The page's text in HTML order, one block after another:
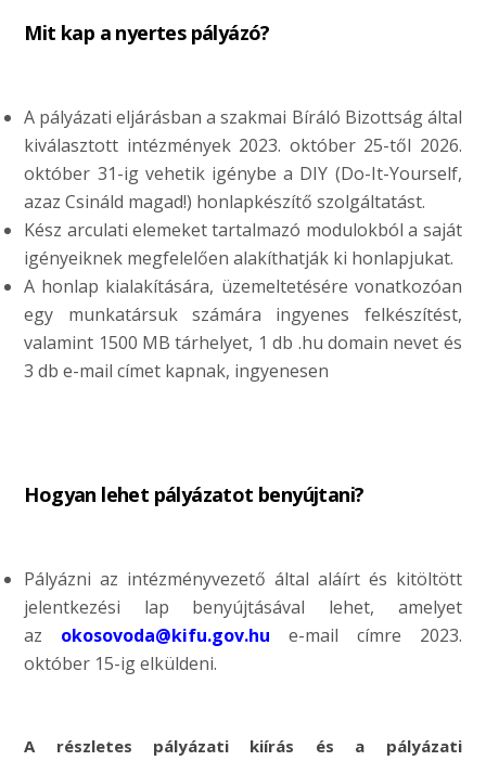
Mit kap a nyertes pályázó?
A pályázati eljárásban a szakmai Bíráló Bizottság által
kiválasztott intézmények 2023. október 25-től 2026.
október 31-ig vehetik igénybe a DIY (Do-It-Yourself,
azaz Csináld magad!) honlapkészítő szolgáltatást.
Kész arculati elemeket tartalmazó modulokból a saját
igényeiknek megfelelően alakíthatják ki honlapjukat.
A honlap kialakítására, üzemeltetésére vonatkozóan
egy munkatársuk számára ingyenes felkészítést,
valamint 1500 MB tárhelyet, 1 db .hu domain nevet és
3 db e-mail címet kapnak, ingyenesen
Hogyan lehet pályázatot benyújtani?
Pályázni az intézményvezető által aláírt és kitöltött
jelentkezési lap benyújtásával lehet, amelyet
az okosovoda@kifu.gov.hu e-mail címre 2023.
október 15-ig elküldeni.
A részletes pályázati kiírás és a pályázati